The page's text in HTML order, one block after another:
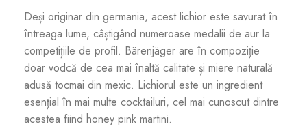
Deși originar din germania, acest lichior este savurat în
întreaga lume, câștigând numeroase medalii de aur la
competițiile de profil. Bärenjäger are în compoziție
doar vodcă de cea mai înaltă calitate și miere naturală
adusă tocmai din mexic. Lichiorul este un ingredient
esențial în mai multe cocktailuri, cel mai cunoscut dintre
acestea fiind honey pink martini.